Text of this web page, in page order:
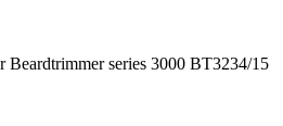
Beardtrimmer series 3000 BT3234/15